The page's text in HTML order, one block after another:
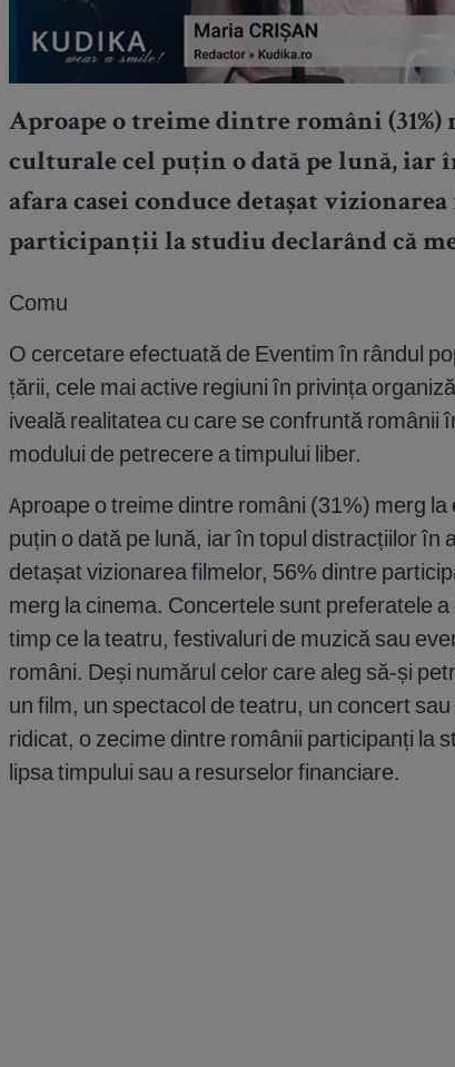
Aproape o treime dintre români (31%)
culturale cel puțin o dată pe lună,
afara casei conduce detașat
participanții la studiu declarând că
Comu
O cercetare efectuată de Eventim în rândul
țării, cele mai active regiuni în privința
iveală realitatea cu care se confruntă românii
modului de petrecere a timpului liber.
Aproape o treime dintre români (31%) merg
puțin o dată pe lună, iar în topul distracțiilor în
detașat vizionarea filmelor, 56% dintre
merg la cinema. Concertele sunt preferatele
timp ce la teatru, festivaluri de muzică sau
români. Deși numărul celor care aleg să-și
un film, un spectacol de teatru, un concert
ridicat, o zecime dintre românii participanți la
lipsa timpului sau a resurselor financiare.